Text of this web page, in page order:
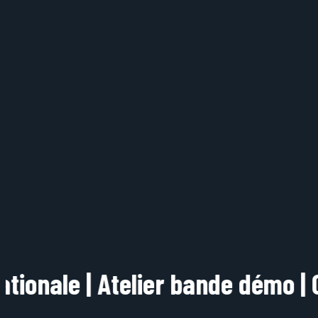
bande démo | Cours du